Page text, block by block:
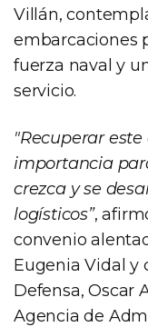
Villán,
embarcaciones
fuerza naval y
servicio.
"Recuperar
importancia
crezca y se
logísticos”,
convenio
Eugenia Vidal y
Defensa, Oscar
Agencia de